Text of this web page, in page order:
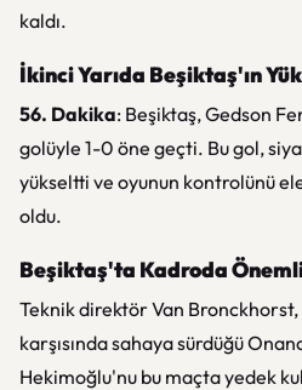
kaldı.
İkinci Yarıda Beşiktaş'ın
56. Dakika: Beşiktaş, Gedson
golüyle 1-0 öne geçti. Bu gol,
yükseltti ve oyunun kontrolünü
oldu.
Beşiktaş'ta Kadroda
Teknik direktör Van
karşısında sahaya sürdüğü
Hekimoğlu'nu bu maçta yedek